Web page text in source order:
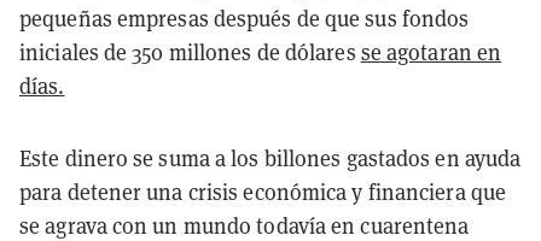
pequeñas empresas después de que sus fondos
iniciales de 350 millones de dólares se agotaran en
días.
Este dinero se suma a los billones gastados en ayuda
para detener una crisis económica y financiera que
se agrava con un mundo todavía en cuarentena